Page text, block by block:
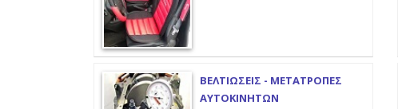
ΒΕΛΤΙΩΣΕΙΣ - ΜΕΤΑΤΡΟΠΕΣ
ΑΥΤΟΚΙΝΗΤΩΝ